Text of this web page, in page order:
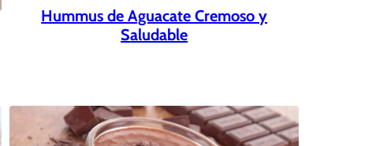
Hummus de Aguacate Cremoso y
Saludable